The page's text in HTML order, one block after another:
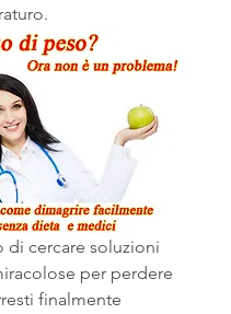
di cercare soluzioni
per perdere
finalmente